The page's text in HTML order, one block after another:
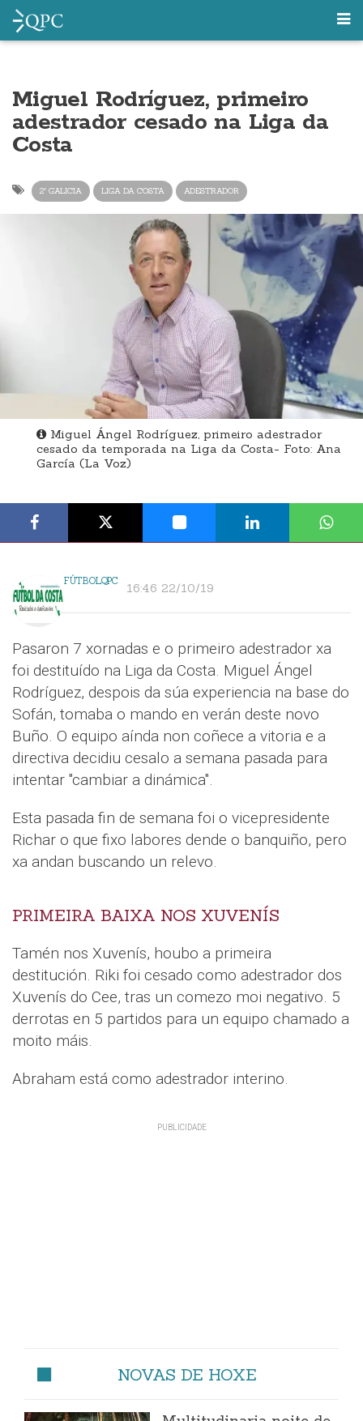
Miguel Rodríguez, primeiro
adestrador cesado na Liga da
Costa
2ª GALICIA LIGA DA COSTA ADESTRADOR
Miguel Ángel Rodríguez, primeiro adestrador
cesado da temporada na Liga da Costa- Foto: Ana
García (La Voz)
FÚTBOLQPC 16:46 22/10/19
Pasaron 7 xornadas e o primeiro adestrador xa
foi destituído na Liga da Costa. Miguel Ángel
Rodríguez, despois da súa experiencia na base do
Sofán, tomaba o mando en verán deste novo
Buño. O equipo aínda non coñece a vitoria e a
directiva decidiu cesalo a semana pasada para
intentar "cambiar a dinámica".
Esta pasada fin de semana foi o vicepresidente
Richar o que fixo labores dende o banquiño, pero
xa andan buscando un relevo.
PRIMEIRA BAIXA NOS XUVENÍS
Tamén nos Xuvenís, houbo a primeira
destitución. Riki foi cesado como adestrador dos
Xuvenís do Cee, tras un comezo moi negativo. 5
derrotas en 5 partidos para un equipo chamado a
moito máis.
Abraham está como adestrador interino.
NOVAS DE HOXE